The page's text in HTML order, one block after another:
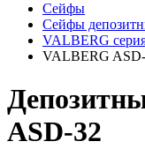
Сейфы
Сейфы
VALBERG
VALBERG
ASD-32